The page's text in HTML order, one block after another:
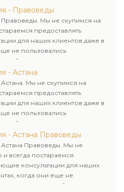
подход к каждому
- Правоведы
Мы не скупимся на
предоставлять
для наших клиентов даже в
не пользовались
компании.
- Астана
Мы не скупимся на
предоставлять
для наших клиентов даже в
не пользовались
компании.
- Астана Правоведы
Правоведы. Мы не
всегда постараемся
консультации для наших
когда они еще не
услугами нашей компании.